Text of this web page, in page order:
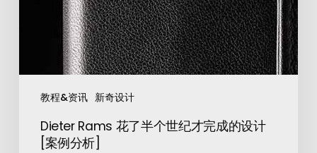
教程&资讯 新奇设计
Dieter Rams 花了半个世纪才完成的设计
[案例分析]